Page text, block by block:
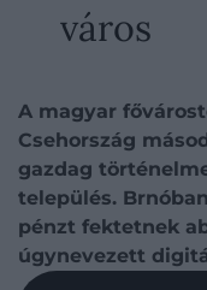
város
A magyar
Csehország
gazdag
település.
pénzt fektetnek
úgynevezett